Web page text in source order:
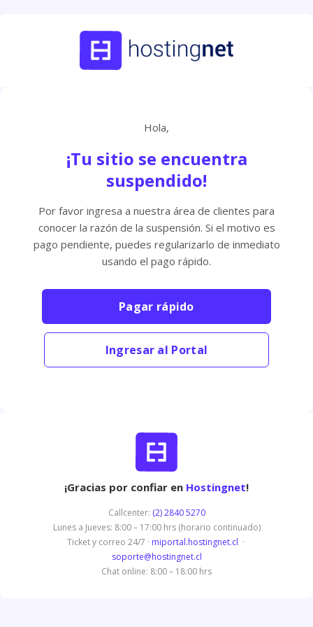
Hola,
¡Tu sitio se encuentra
suspendido!
Por favor ingresa a nuestra área de clientes para
conocer la razón de la suspensión. Si el motivo es
pago pendiente, puedes regularizarlo de inmediato
usando el pago rápido.
Pagar rápido
Ingresar al Portal
¡Gracias por confiar en Hostingnet!
Callcenter: (2) 2840 5270
Lunes a Jueves: 8:00 – 17:00 hrs (horario continuado)
Ticket y correo 24/7 · miportal.hostingnet.cl ·
soporte@hostingnet.cl
Chat online: 8:00 – 18:00 hrs